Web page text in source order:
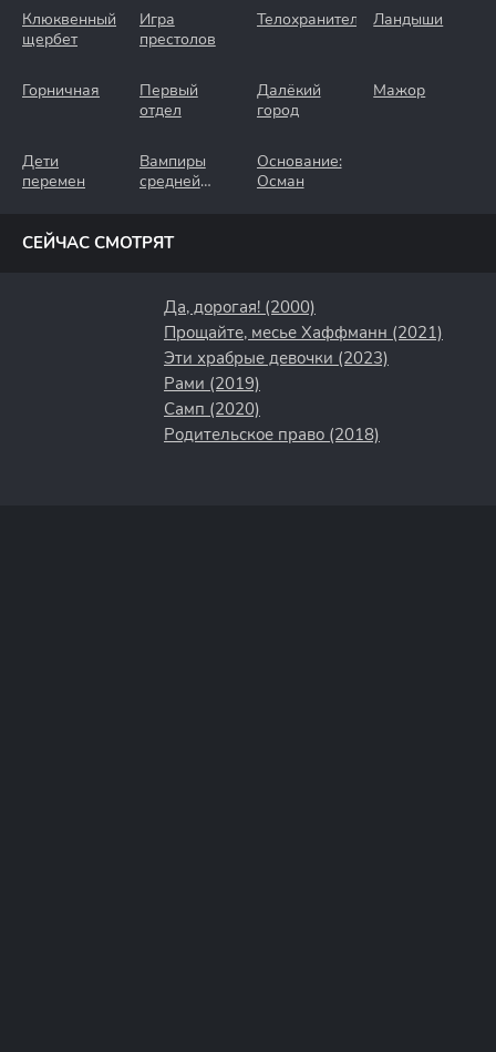
Клюквенный
щербет
Игра
престолов
Телохранители Ландыши
Горничная
Первый
отдел
Далёкий
город
Мажор
Дети
перемен
Вампиры
средней
Основание:
Осман
СЕЙЧАС СМОТРЯТ
Да, дорогая! (2000)
Прощайте, месье Хаффманн (2021)
Эти храбрые девочки (2023)
Рами (2019)
Самп (2020)
Родительское право (2018)